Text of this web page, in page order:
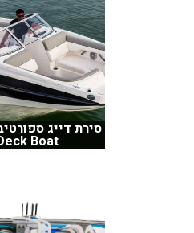
Boat